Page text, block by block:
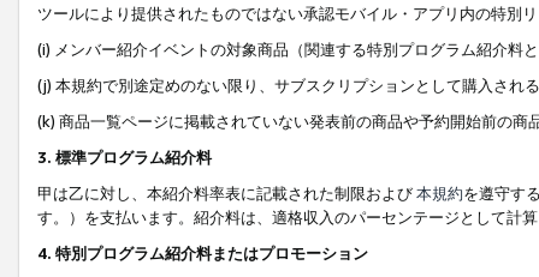
ツールにより提供されたものではない承認モバイル・アプリ内の特別
(i) メンバー紹介イベントの対象商品（関連する特別プログラム紹介料
(j) 本規約で別途定めのない限り、サブスクリプションとして購入され
(k) 商品一覧ページに掲載されていない発表前の商品や予約開始前の商
3. 標準プログラム紹介料
甲は乙に対し、本紹介料率表に記載された制限および本規約を遵守す
す。）を支払います。紹介料は、適格収入のパーセンテージとして計
4. 特別プログラム紹介料またはプロモーション